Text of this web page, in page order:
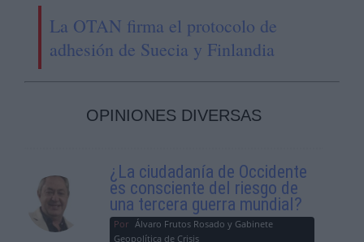
La OTAN firma el protocolo de
adhesión de Suecia y Finlandia
OPINIONES DIVERSAS
¿La ciudadanía de Occidente
es consciente del riesgo de
una tercera guerra mundial?
Por Álvaro Frutos Rosado y Gabinete
Geopolítica de Crisis